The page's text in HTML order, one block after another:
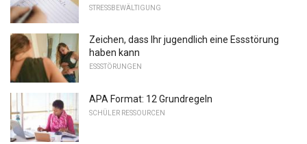
STRESSBEWÄLTIGUNG
Zeichen, dass Ihr jugendlich eine Essstörung
haben kann
ESSSTÖRUNGEN
APA Format: 12 Grundregeln
SCHÜLER RESSOURCEN